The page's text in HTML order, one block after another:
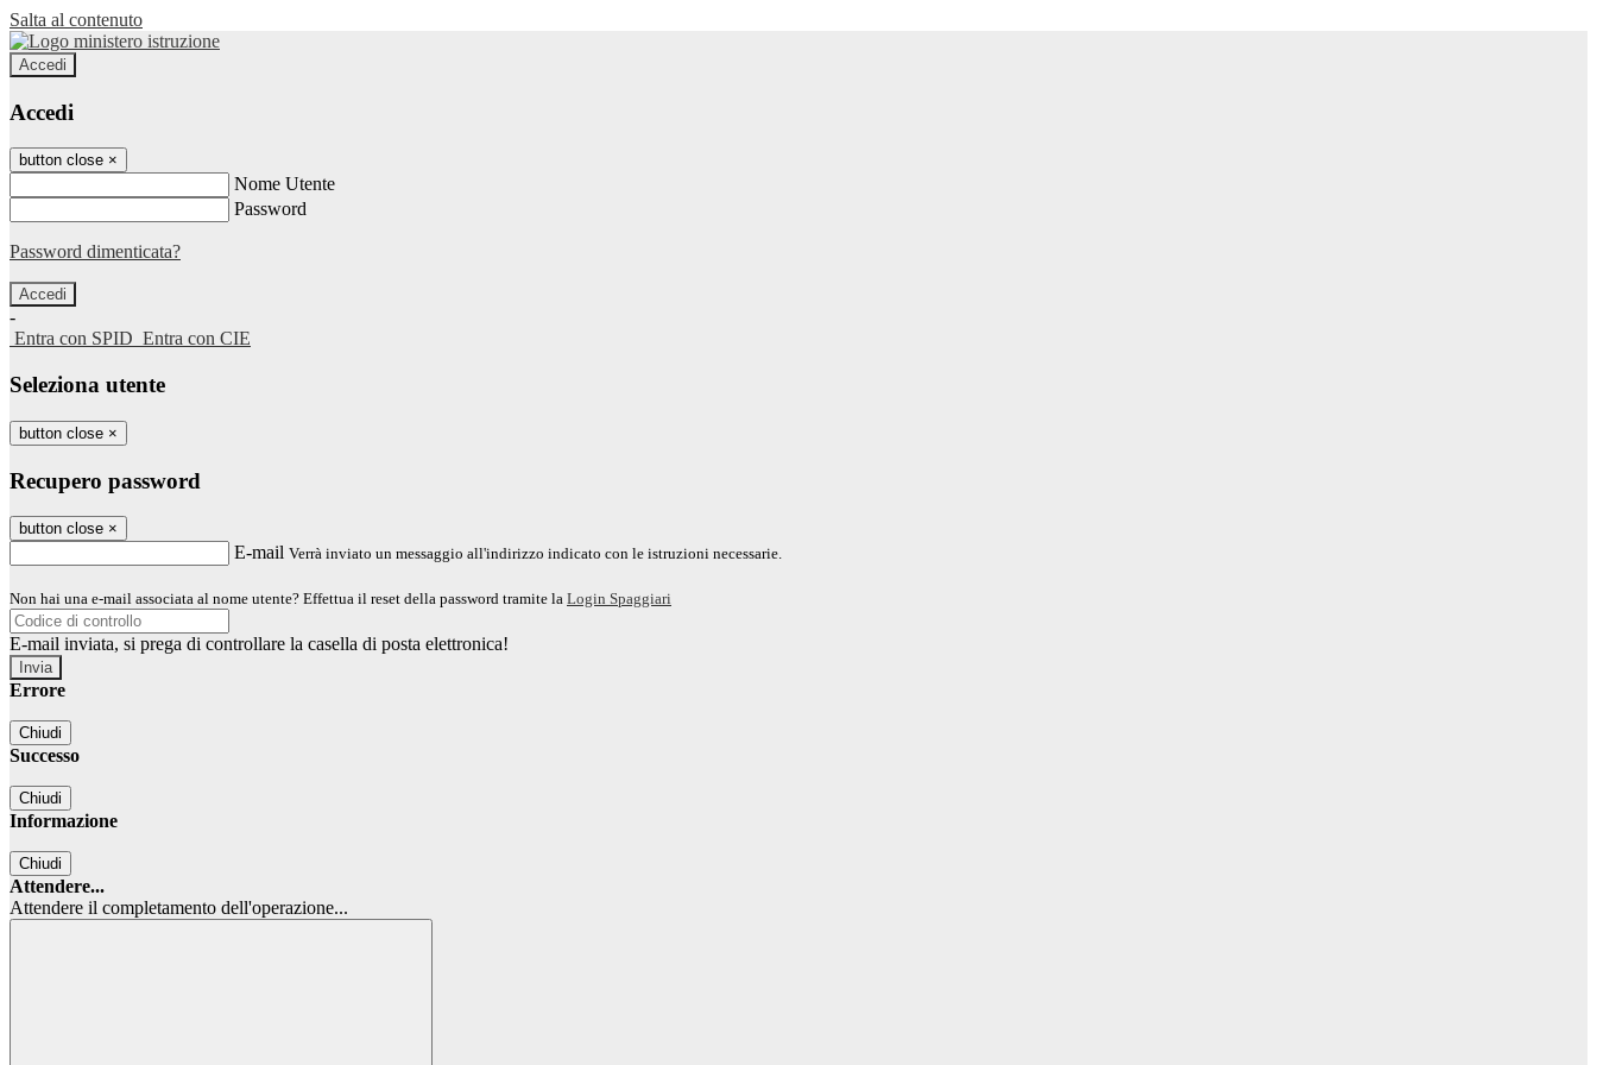
Salta al contenuto
Accedi
Accedi
button close ×
Nome Utente
Password
Password dimenticata?
-
Entra con SPID Entra con CIE
Seleziona utente
button close ×
Recupero password
button close ×
E-mail Verrà inviato un messaggio all'indirizzo indicato con le istruzioni necessarie.
Non hai una e-mail associata al nome utente? Effettua il reset della password tramite la Login Spaggiari
E-mail inviata, si prega di controllare la casella di posta elettronica!
Errore
Chiudi
Successo
Chiudi
Informazione
Chiudi
Attendere...
Attendere il completamento dell'operazione...